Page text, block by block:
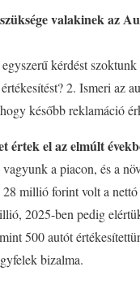
valakinek az
kérdést
2. Ismeri az
később reklamáció
értek el az elmúlt
vagyunk a piacon, és a
millió forint volt a nettó
2025-ben pedig
500 autót
bizalma.